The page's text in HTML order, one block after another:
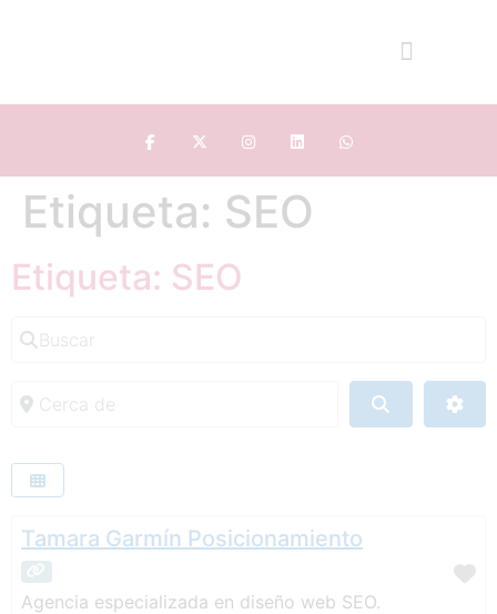
Etiqueta: SEO
Etiqueta: SEO
Tamara Garmín Posicionamiento
Agencia especializada en diseño web SEO.